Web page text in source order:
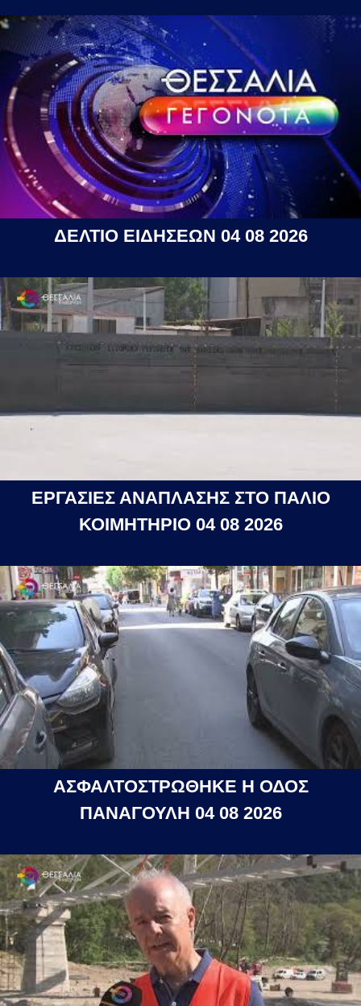
ΔΕΛΤΙΟ ΕΙΔΗΣΕΩΝ 04 08 2026
ΕΡΓΑΣΙΕΣ ΑΝΑΠΛΑΣΗΣ ΣΤΟ ΠΑΛΙΟ
ΚΟΙΜΗΤΗΡΙΟ 04 08 2026
ΑΣΦΑΛΤΟΣΤΡΩΘΗΚΕ Η ΟΔΟΣ
ΠΑΝΑΓΟΥΛΗ 04 08 2026